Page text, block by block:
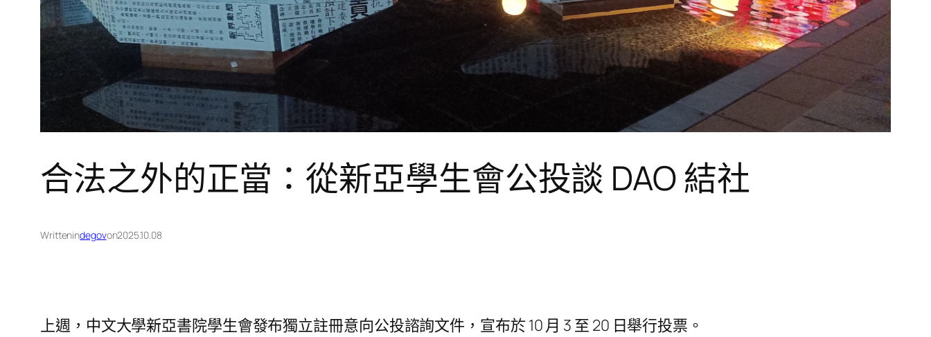
合法之外的正當：從新亞學生會公投談 DAO 結社
Writtenindegovon2025.10.08
上週，中文大學新亞書院學生會發布獨立註冊意向公投諮詢文件，宣布於 10 月 3 至 20 日舉行投票。